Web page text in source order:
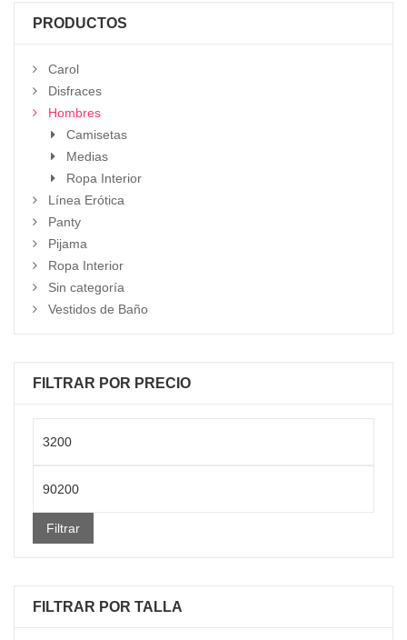
PRODUCTOS
Carol
Disfraces
Hombres
Camisetas
Medias
Ropa Interior
Línea Erótica
Panty
Pijama
Ropa Interior
Sin categoría
Vestidos de Baño
FILTRAR POR PRECIO
máximo
Filtrar
FILTRAR POR TALLA